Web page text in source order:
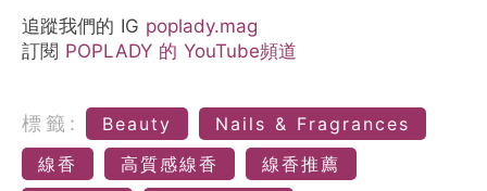
追蹤我們的 IG poplady.mag
訂閱 POPLADY 的 YouTube頻道
標籤: Beauty
Nails & Fragrances
線香
高質感線香
線香推薦